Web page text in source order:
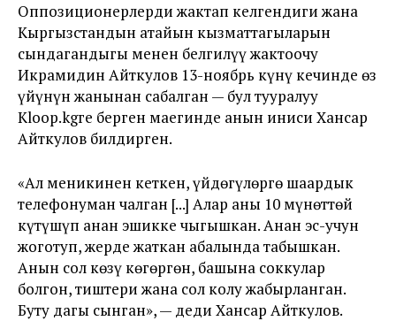
Оппозиционерлерди жактап келгендиги жана
Кыргызстандын атайын кызматтагыларын
сындагандыгы менен белгилүү жактоочу
Икрамидин Айткулов 13-ноябрь күнү кечинде өз
үйүнүн жанынан сабалган — бул тууралуу
Kloop.kgге берген маегинде анын иниси Хансар
Айткулов билдирген.
«Ал меникинен кеткен, үйдөгүлөргө шаардык
телефонуман чалган [...] Алар аны 10 мүнөттөй
күтүшүп анан эшикке чыгышкан. Анан эс-учун
жоготуп, жерде жаткан абалында табышкан.
Анын сол көзү көгөргөн, башына соккулар
болгон, тиштери жана сол колу жабырланган.
Буту дагы сынган», — деди Хансар Айткулов.